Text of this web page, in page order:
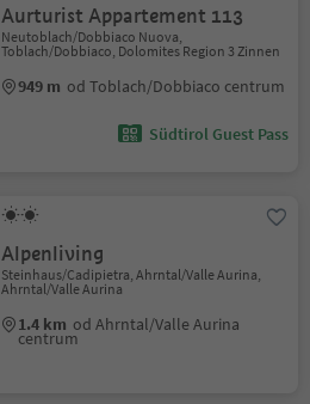
Aurturist Appartement 113
Neutoblach/Dobbiaco Nuova,
Toblach/Dobbiaco, Dolomites Region 3 Zinnen
949 m od Toblach/Dobbiaco centrum
Südtirol Guest Pass
Alpenliving
Steinhaus/Cadipietra, Ahrntal/Valle Aurina,
Ahrntal/Valle Aurina
1.4 km od Ahrntal/Valle Aurina
centrum